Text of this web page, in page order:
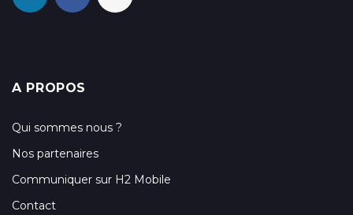
A PROPOS
Qui sommes nous ?
Nos partenaires
Communiquer sur H2 Mobile
Contact